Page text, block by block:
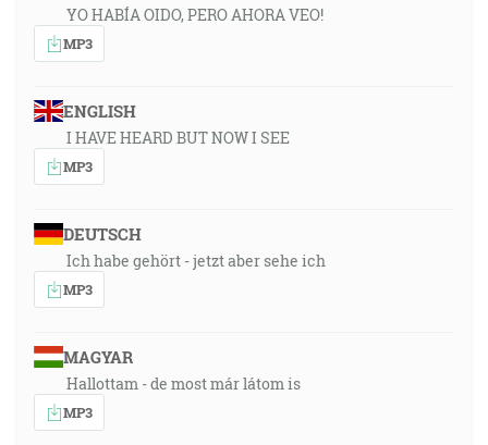
YO HABÍA OIDO, PERO AHORA VEO!
MP3
ENGLISH
I HAVE HEARD BUT NOW I SEE
MP3
DEUTSCH
Ich habe gehört - jetzt aber sehe ich
MP3
MAGYAR
Hallottam - de most már látom is
MP3